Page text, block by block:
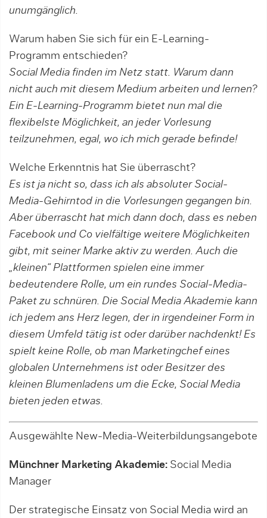
unumgänglich.
Warum haben Sie sich für ein E-Learning-
Programm entschieden?
Social Media finden im Netz statt. Warum dann
nicht auch mit diesem Medium arbeiten und lernen?
Ein E-Learning-Programm bietet nun mal die
flexibelste Möglichkeit, an jeder Vorlesung
teilzunehmen, egal, wo ich mich gerade befinde!
Welche Erkenntnis hat Sie überrascht?
Es ist ja nicht so, dass ich als absoluter Social-
Media-Gehirntod in die Vorlesungen gegangen bin.
Aber überrascht hat mich dann doch, dass es neben
Facebook und Co vielfältige weitere Möglichkeiten
gibt, mit seiner Marke aktiv zu werden. Auch die
„kleinen“ Plattformen spielen eine immer
bedeutendere Rolle, um ein rundes Social-Media-
Paket zu schnüren. Die Social Media Akademie kann
ich jedem ans Herz legen, der in irgendeiner Form in
diesem Umfeld tätig ist oder darüber nachdenkt! Es
spielt keine Rolle, ob man Marketingchef eines
globalen Unternehmens ist oder Besitzer des
kleinen Blumenladens um die Ecke, Social Media
bieten jeden etwas.
Ausgewählte New-Media-Weiterbildungsangebote
Münchner Marketing Akademie: Social Media
Manager
Der strategische Einsatz von Social Media wird an